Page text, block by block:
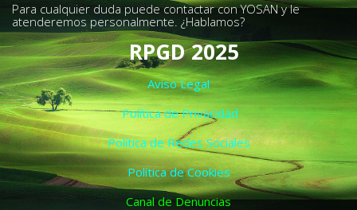
Para cualquier duda puede contactar con YOSAN y le
atenderemos personalmente. ¿Hablamos?
RPGD 2025
Aviso Legal
Política de Privacidad
Política de Redes Sociales
Política de Cookies
Canal de Denuncias